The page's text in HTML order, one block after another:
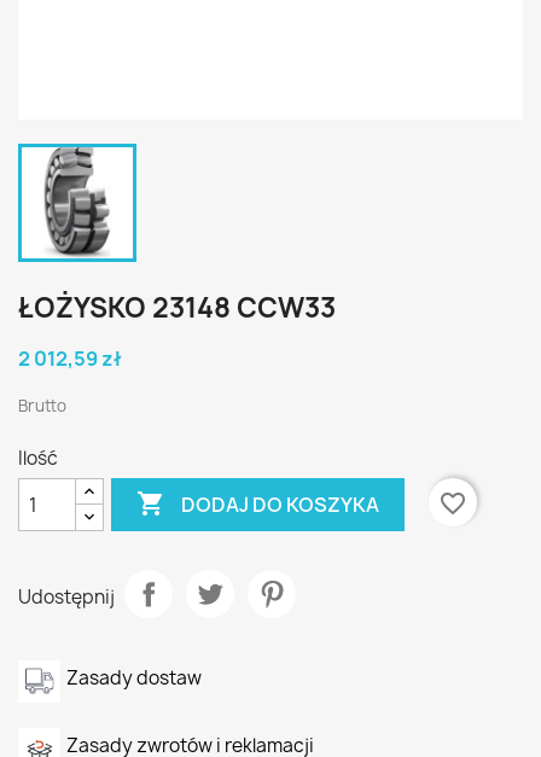
ŁOŻYSKO 23148 CCW33
2 012,59 zł
Brutto
Ilość
 DODAJ DO KOSZYKA favorite_border
Udostępnij
Zasady dostaw
Zasady zwrotów i reklamacji